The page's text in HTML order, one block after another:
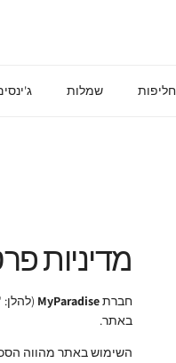
חליפות שמלות
מדיניות
חברתMyParadise
באתר.
השימוש באתר מהווה